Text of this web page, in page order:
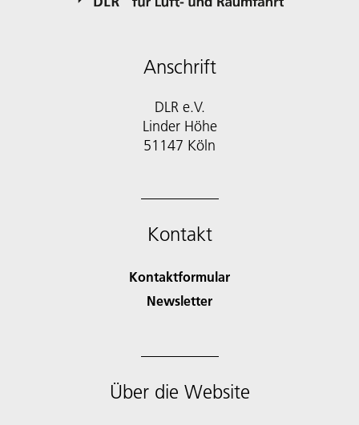
Anschrift
DLR e.V.
Linder Höhe
51147 Köln
Kontakt
Kontaktformular
Newsletter
Über die Website